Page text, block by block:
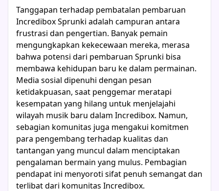
Tanggapan terhadap pembatalan pembaruan
Incredibox Sprunki adalah campuran antara
frustrasi dan pengertian. Banyak pemain
mengungkapkan kekecewaan mereka, merasa
bahwa potensi dari pembaruan Sprunki bisa
membawa kehidupan baru ke dalam permainan.
Media sosial dipenuhi dengan pesan
ketidakpuasan, saat penggemar meratapi
kesempatan yang hilang untuk menjelajahi
wilayah musik baru dalam Incredibox. Namun,
sebagian komunitas juga mengakui komitmen
para pengembang terhadap kualitas dan
tantangan yang muncul dalam menciptakan
pengalaman bermain yang mulus. Pembagian
pendapat ini menyoroti sifat penuh semangat dan
terlibat dari komunitas Incredibox.